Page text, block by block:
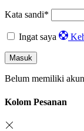
Kata sandi*
Ingat saya
Masuk
Belum memiliki
Kolom Pesanan